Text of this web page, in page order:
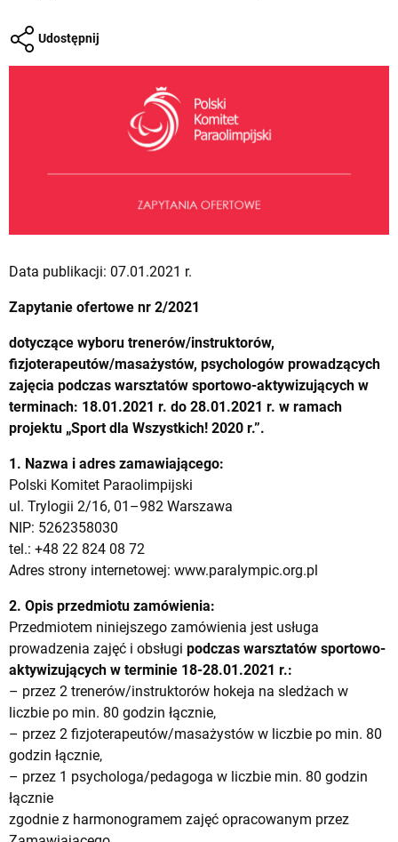
Udostępnij
Data publikacji: 07.01.2021 r.
Zapytanie ofertowe nr 2/2021
dotyczące wyboru trenerów/instruktorów,
fizjoterapeutów/masażystów, psychologów prowadzących
zajęcia podczas warsztatów sportowo-aktywizujących w
terminach: 18.01.2021 r. do 28.01.2021 r. w ramach
projektu „Sport dla Wszystkich! 2020 r.”.
1. Nazwa i adres zamawiającego:
Polski Komitet Paraolimpijski
ul. Trylogii 2/16, 01–982 Warszawa
NIP: 5262358030
tel.: +48 22 824 08 72
Adres strony internetowej: www.paralympic.org.pl
2. Opis przedmiotu zamówienia:
Przedmiotem niniejszego zamówienia jest usługa
prowadzenia zajęć i obsługi podczas warsztatów sportowo-
aktywizujących w terminie 18-28.01.2021 r.:
– przez 2 trenerów/instruktorów hokeja na sledżach w
liczbie po min. 80 godzin łącznie,
– przez 2 fizjoterapeutów/masażystów w liczbie po min. 80
godzin łącznie,
– przez 1 psychologa/pedagoga w liczbie min. 80 godzin
łącznie
zgodnie z harmonogramem zajęć opracowanym przez